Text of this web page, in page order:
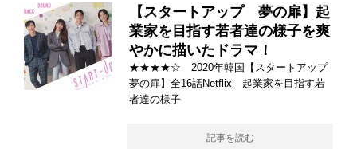
【スタートアップ 夢の扉】起
業家を目指す若者達の様子を爽
やかに描いたドラマ！
★★★★☆ 2020年韓国【スタートアップ
夢の扉】全16話Netflix 起業家を目指す若
者達の様子
記事を読む